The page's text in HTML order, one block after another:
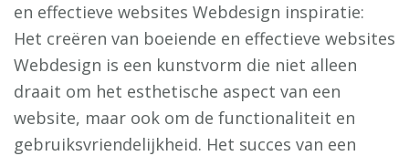
en effectieve websites Webdesign inspiratie:
Het creëren van boeiende en effectieve websites
Webdesign is een kunstvorm die niet alleen
draait om het esthetische aspect van een
website, maar ook om de functionaliteit en
gebruiksvriendelijkheid. Het succes van een